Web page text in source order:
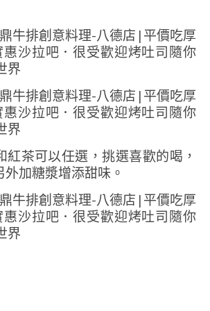
紅茶可以任選，挑選喜歡的喝，
加糖漿增添甜味。